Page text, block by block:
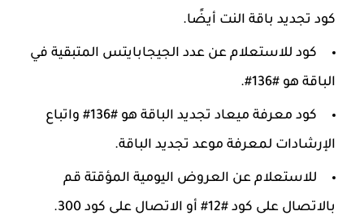
كود تجديد باقة النت أيضًا.
كود للاستعلام عن عدد الجيجابايتس المتبقية في
الباقة هو #136#.
كود معرفة ميعاد تجديد الباقة هو #136# واتباع
الإرشادات لمعرفة موعد تجديد الباقة.
للاستعلام عن العروض اليومية المؤقتة قم
بالاتصال على كود #12# أو الاتصال على كود 300.